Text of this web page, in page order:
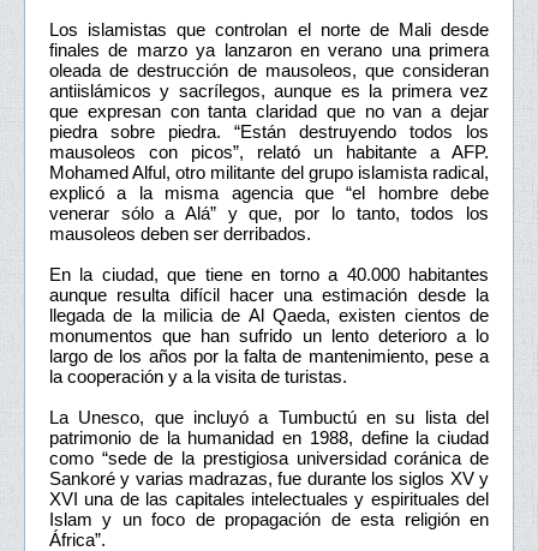
Los islamistas que controlan el norte de Mali desde
finales de marzo ya lanzaron en verano una primera
oleada de destrucción de mausoleos, que consideran
antiislámicos y sacrílegos, aunque es la primera vez
que expresan con tanta claridad que no van a dejar
piedra sobre piedra. “Están destruyendo todos los
mausoleos con picos”, relató un habitante a AFP.
Mohamed Alful, otro militante del grupo islamista radical,
explicó a la misma agencia que “el hombre debe
venerar sólo a Alá” y que, por lo tanto, todos los
mausoleos deben ser derribados.
En la ciudad, que tiene en torno a 40.000 habitantes
aunque resulta difícil hacer una estimación desde la
llegada de la milicia de Al Qaeda, existen cientos de
monumentos que han sufrido un lento deterioro a lo
largo de los años por la falta de mantenimiento, pese a
la cooperación y a la visita de turistas.
La Unesco, que incluyó a Tumbuctú en su lista del
patrimonio de la humanidad en 1988, define la ciudad
como “sede de la prestigiosa universidad coránica de
Sankoré y varias madrazas, fue durante los siglos XV y
XVI una de las capitales intelectuales y espirituales del
Islam y un foco de propagación de esta religión en
África”.